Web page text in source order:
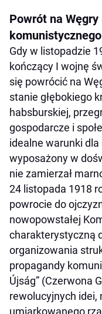
Powrót na
komunistycznego
Gdy w listopadzie
kończący I wojnę
się powrócić na
stanie głębokiego
habsburskiej,
gospodarcze i
idealne warunki
wyposażony w
nie zamierzał
24 listopada 1918
powrocie do
nowopowstałej
charakterystyczną
organizowania
propagandy
Újság” (Czerwona
rewolucyjnych idei,
umiarkowanego